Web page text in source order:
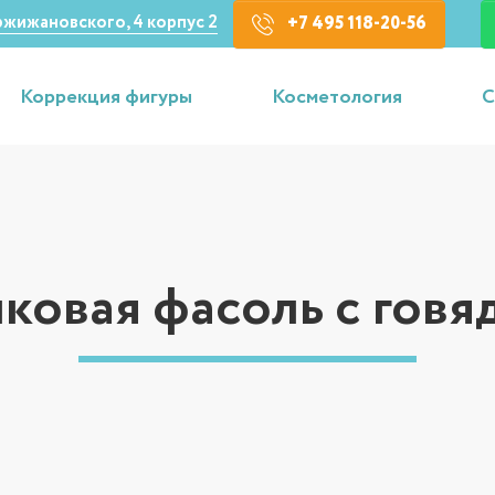
4 корпус 2 +7 495 118-20-56
Коррекция фигуры Косметология
фасоль с